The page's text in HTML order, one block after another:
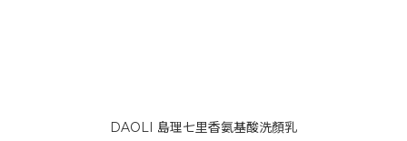
DAOLI 島理七里香氨基酸洗顏乳